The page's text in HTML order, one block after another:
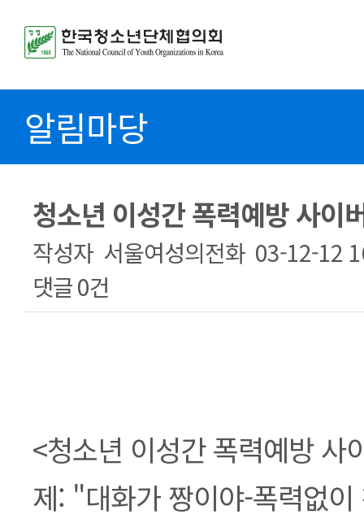
알림마당
청소년 이성간 폭력예방 사이
작성자 서울여성의전화 03-12-12
댓글0건
<청소년 이성간 폭력예방 사
제: "대화가 짱이야-폭력없